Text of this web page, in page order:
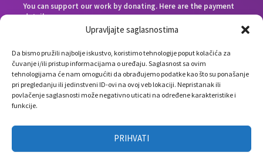
Upravljajte saglasnostima
Da bismo pružili najbolje iskustvo, koristimo tehnologije poput kolačića za
čuvanje i/ili pristup informacijama o uređaju. Saglasnost sa ovim
tehnologijama će nam omogućiti da obrađujemo podatke kao što su ponašanje
pri pregledanju ili jedinstveni ID-ovi na ovoj veb lokaciji. Nepristanak ili
povlačenje saglasnosti može negativno uticati na određene karakteristike i
funkcije.
PRIHVATI
You can support our work by donating. Here are the payment
details:
Beneficiary bank: Raiffeisen Bank d.d. Bosna i Hercegovina,
Zmaja od Bosne 88, 71000 Sarajevo, Bosnia and Herzegovina
End beneficiary: Društvo Nauka i svijet, Envera Šehovića 58,
71000 Sarajevo, Bosnia and Herzegovina
IBAN: BA391610000183780188
SWIFT: RZBABA2S
Please note the payment purpose as “Donation”
Thank you!